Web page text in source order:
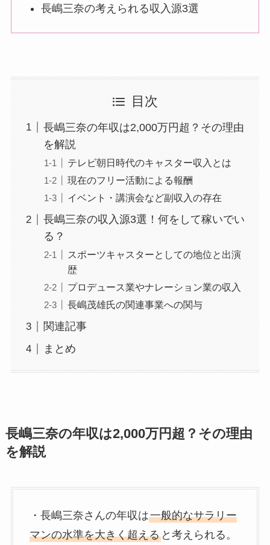
長嶋三奈の考えられる収入源3選
目次
長嶋三奈の年収は2,000万円超？その理由
を解説
テレビ朝日時代のキャスター収入とは
現在のフリー活動による報酬
イベント・講演会など副収入の存在
長嶋三奈の収入源3選！何をして稼いでい
る？
スポーツキャスターとしての地位と出演
歴
プロデュース業やナレーション業の収入
長嶋茂雄氏の関連事業への関与
関連記事
まとめ
長嶋三奈の年収は2,000万円超？その理由
を解説
・長嶋三奈さんの年収は一般的なサラリー
マンの水準を大きく超えると考えられる。